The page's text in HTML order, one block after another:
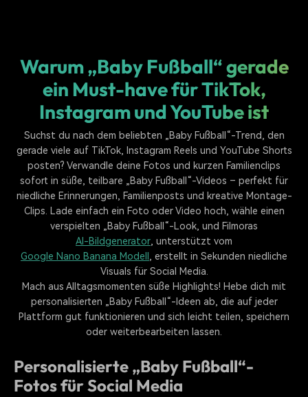
Warum „Baby Fußball“ gerade
ein Must-have für TikTok,
Instagram und YouTube ist
Suchst du nach dem beliebten „Baby Fußball“-Trend, den
gerade viele auf TikTok, Instagram Reels und YouTube Shorts
posten? Verwandle deine Fotos und kurzen Familienclips
sofort in süße, teilbare „Baby Fußball“-Videos – perfekt für
niedliche Erinnerungen, Familienposts und kreative Montage-
Clips. Lade einfach ein Foto oder Video hoch, wähle einen
verspielten „Baby Fußball“-Look, und Filmoras
AI-Bildgenerator , unterstützt vom
Google Nano Banana Modell
, erstellt in Sekunden niedliche
Visuals für Social Media.
Mach aus Alltagsmomenten süße Highlights! Hebe dich mit
personalisierten „Baby Fußball“-Ideen ab, die auf jeder
Plattform gut funktionieren und sich leicht teilen, speichern
oder weiterbearbeiten lassen.
Personalisierte „Baby Fußball“-
Fotos für Social Media